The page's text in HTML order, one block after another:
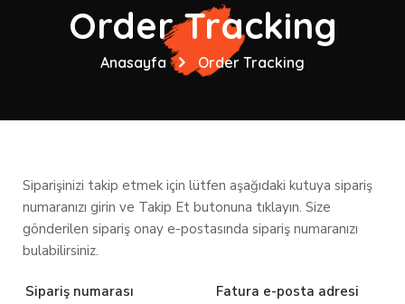
Order Tracking
Anasayfa Order Tracking
Siparişinizi takip etmek için lütfen aşağıdaki kutuya sipariş
numaranızı girin ve Takip Et butonuna tıklayın. Size
gönderilen sipariş onay e-postasında sipariş numaranızı
bulabilirsiniz.
Sipariş numarası Fatura e-posta adresi